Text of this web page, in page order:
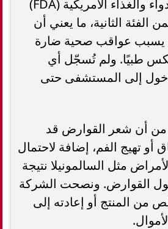
وأوضحت إدارة الدواء والغذاء الأمريكية (FDA)
الثانية، ما يعني أن
يسبب عواقب صحية ضارة
طبيًا. ولم تُسجّل أي
إلى المستشفى حتى
أن شعر القوارض قد
أو تهيج الفم، إضافة لاحتمال
مثل السالمونيلا نتيجة
بول القوارض. ونصحت الشركة
من المنتج أو إعادته إلى